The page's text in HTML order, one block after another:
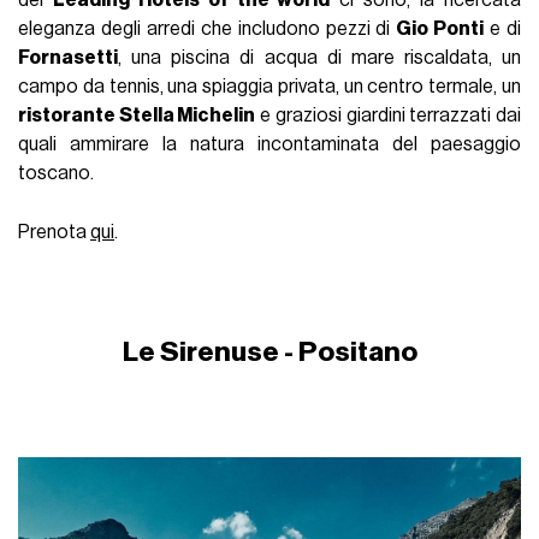
eleganza degli arredi che includono pezzi di Gio Ponti e di
Fornasetti, una piscina di acqua di mare riscaldata, un
campo da tennis, una spiaggia privata, un centro termale, un
ristorante Stella Michelin e graziosi giardini terrazzati dai
quali ammirare la natura incontaminata del paesaggio
toscano.
Prenotaqui.
Le Sirenuse - Positano